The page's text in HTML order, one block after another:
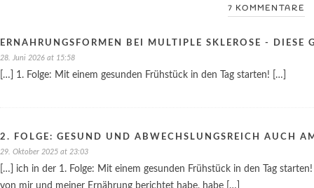
7 KOMMENTARE
ERNÄHRUNGSFORMEN BEI MULTIPLE SKLEROSE - DIESE
28. Juni 2026 at 15:58
[…] 1. Folge: Mit einem gesunden Frühstück in den Tag starten! […]
2. FOLGE: GESUND UND ABWECHSLUNGSREICH AUCH
29. Oktober 2025 at 23:03
[…] ich in der 1. Folge: Mit einem gesunden Frühstück in den Tag
von mir und meiner Ernährung berichtet habe, habe […]